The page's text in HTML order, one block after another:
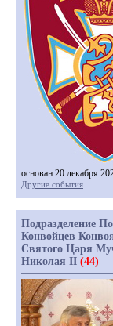
основан 20 декабря
Другие события
Подразделение
Конвойцев
Святого Царя
Николая II (44)